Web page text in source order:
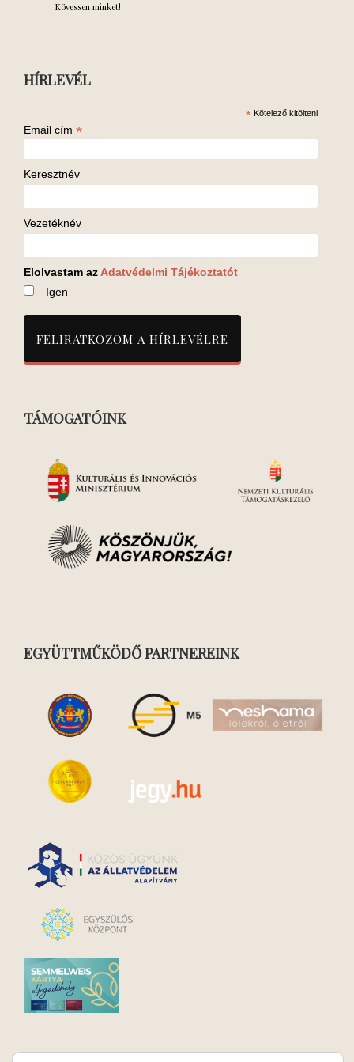
Kövessen minket!
HÍRLEVÉL
* Kötelező kitölteni
Email cím *
Keresztnév
Vezetéknév
Elolvastam az Adatvédelmi Tájékoztatót
Igen
TÁMOGATÓINK
EGYÜTTMŰKÖDŐ PARTNEREINK